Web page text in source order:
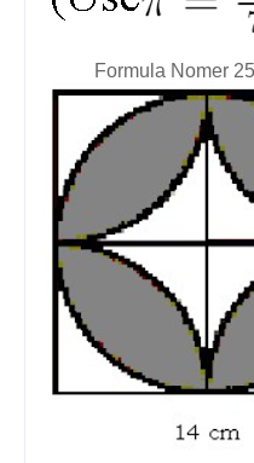
Formula Nomer 25